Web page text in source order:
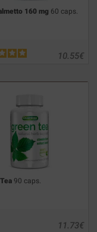
160 mg 60 caps.
€
10.55
90 caps.
€
11.73